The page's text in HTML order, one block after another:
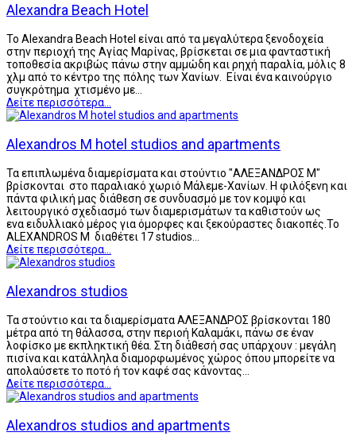
Alexandra Beach Hotel
Το Alexandra Beach Hotel είναι από τα μεγαλύτερα ξενοδοχεία
στην περιοχή της Αγίας Μαρίνας, βρίσκεται σε μια φανταστική
τοποθεσία ακριβώς πάνω στην αμμώδη και ρηχή παραλία, μόλις 8
χλμ από το κέντρο της πόλης των Χανίων. Είναι ένα καινούργιο
συγκρότημα χτισμένο με…
Δείτε περισσότερα...
Alexandros M hotel studios and apartments
Τα επιπλωμένα διαμερίσματα και στούντιο "ΑΛΕΞΑΝΔΡΟΣ Μ"
βρίσκονται στο παραλιακό χωριό Μάλεμε-Χανίων. Η φιλόξενη και
πάντα φιλική μας διάθεση σε συνδυασμό με τον κομψό και
λειτουργικό σχεδιασμό των διαμερισμάτων τα καθιστούν ως
ενα ειδυλλιακό μέρος για όμορφες και ξεκούραστες διακοπές.Το
ALEXANDROS M διαθέτει 17 studios…
Δείτε περισσότερα...
Alexandros studios
Τα στούντιο και τα διαμερίσματα ΑΛΕΞΑΝΔΡΟΣ βρίσκονται 180
μέτρα από τη θάλασσα, στην περιοή Καλαμάκι, πάνω σε έναν
λοφίσκο με εκπληκτική θέα. Στη διάθεσή σας υπάρχουν : μεγάλη
πισίνα και κατάλληλα διαμορφωμένος χώρος όπου μπορείτε να
απολαύσετε το ποτό ή τον καφέ σας κάνοντας…
Δείτε περισσότερα...
Alexandros studios and apartments